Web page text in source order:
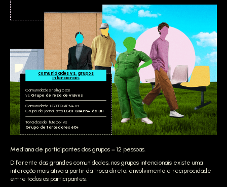
Mediana de participantes dos grupos = 12 pessoas.
Diferente das grandes comunidades, nos grupos intencionais existe uma
interação mais ativa a partir da troca direta, envolvimento e reciprocidade
entre todos os participantes.
comunidades vs. grupos
intencionais
Comunidades religiosas
vs. Grupo de reza de viúvos
Comunidade LGBTQIAPN+ vs.
Grupo de jornalistas LGBTQIAPN+ de BH
Torcidas de futebol vs.
Grupo de torcedores 60+